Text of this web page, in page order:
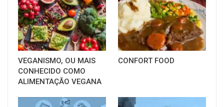
VEGANISMO, OU MAIS
CONHECIDO COMO
ALIMENTAÇÃO VEGANA
CONFORT FOOD